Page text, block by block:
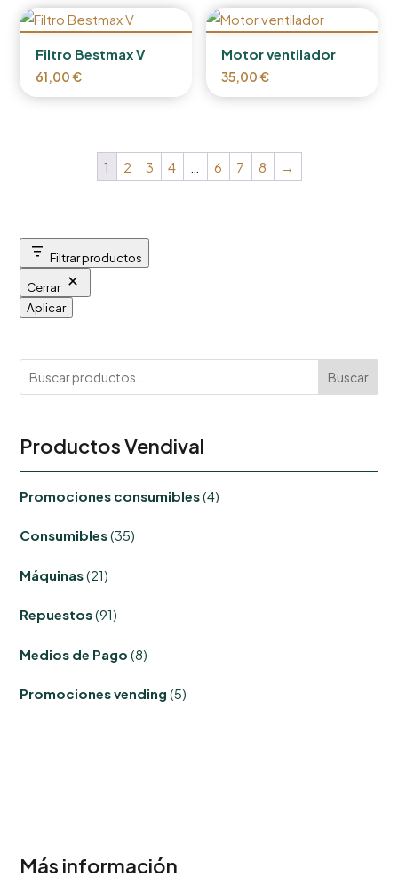
Filtro Bestmax V
61,00€
Motor ventilador
35,00€
1 2 3 4 6 7 8 →
Filtrar productos
Cerrar
Aplicar
Buscar
Productos Vendival
Promociones consumibles 44
productos
Consumibles 3535
productos
Máquinas 2121
productos
Repuestos 9191
productos
Medios de Pago 88
productos
Promociones vending 55
productos
Más información